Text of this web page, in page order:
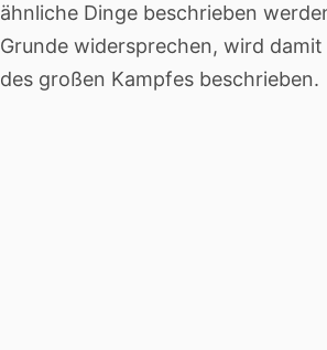
ähnliche Dinge beschrieben
Grunde widersprechen, wird
des großen Kampfes beschrieben.